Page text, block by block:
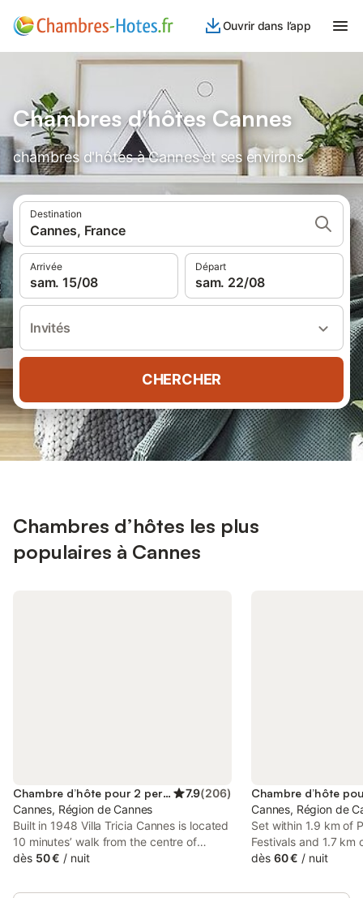
Ouvrir dans l’app
Chambres d'hôtes Cannes
chambres d'hôtes à Cannes et ses environs
Destination
Cannes, France
Arrivée
sam. 15/08
Départ
sam. 22/08
Invités
CHERCHER
Chambres d’hôtes les plus
populaires à Cannes
Chambre d’hôte pour 2 personnes 7.9(206)
Cannes, Région de Cannes
Built in 1948 Villa Tricia Cannes is located
10 minutes’ walk from the centre of
Cannes and offers B&B accommodation.
WiFi access is available.
dès 50 € / nuit
Cannes, Région de
Set within 1.9 km of
Festivals and 1.7 km
Festivals de
offers rooms with air
dès 60 € / nuit